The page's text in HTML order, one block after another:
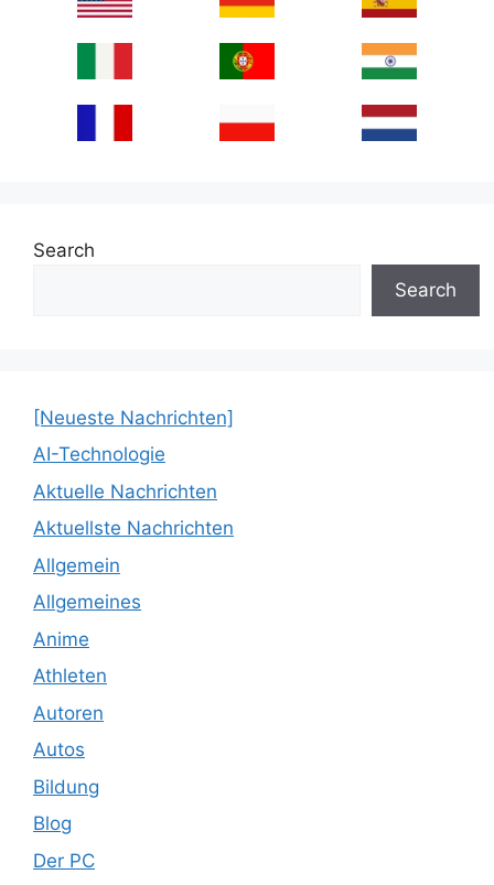
Search
Search
[Neueste Nachrichten]
AI-Technologie
Aktuelle Nachrichten
Aktuellste Nachrichten
Allgemein
Allgemeines
Anime
Athleten
Autoren
Autos
Bildung
Blog
Der PC